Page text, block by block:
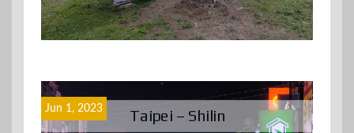
Taipei – Shilin
Jun 1, 2023